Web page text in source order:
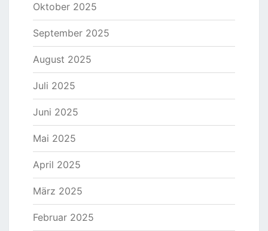
Oktober 2025
September 2025
August 2025
Juli 2025
Juni 2025
Mai 2025
April 2025
März 2025
Februar 2025